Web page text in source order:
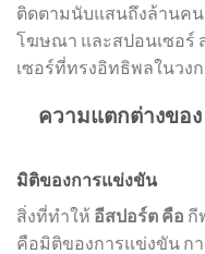
ติดตามนับแสนถึงล้านคน
โฆษณา และสปอนเซอร์
เซอร์ที่ทรงอิทธิพลในวง
ความแตกต่างขอ
มิติของการแข่งขัน
สิ่งที่ทำให้ อีสปอร์ต คือ กี
คือมิติของการแข่งขัน ก